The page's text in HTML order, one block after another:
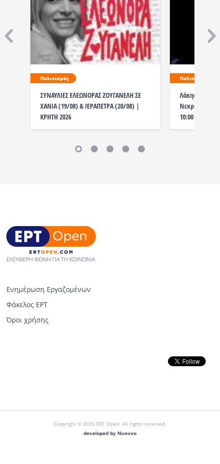
Πολιτισμός
ΣΥΝΑΥΛΙΕΣ ΕΛΕΩΝΟΡΑΣ ΖΟΥΓΑΝΕΛΗ ΣΕ
ΧΑΝΙΑ (19/08) & ΙΕΡΑΠΕΤΡΑ (20/08) |
ΚΡΗΤΗ 2026
Πολιτισμός
Λάκης
Νεκροταφείο
10:00 το
Ενημέρωση Εργαζομένων
Φάκελος ΕΡΤ
Όροι χρήσης
Copyright © 2026 ERT Open. All rights reserved.
developed by Nuevvo